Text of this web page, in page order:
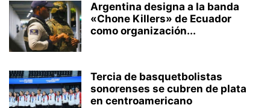
Argentina designa a la banda
«Chone Killers» de Ecuador
como organización...
Tercia de basquetbolistas
sonorenses se cubren de plata
en centroamericano